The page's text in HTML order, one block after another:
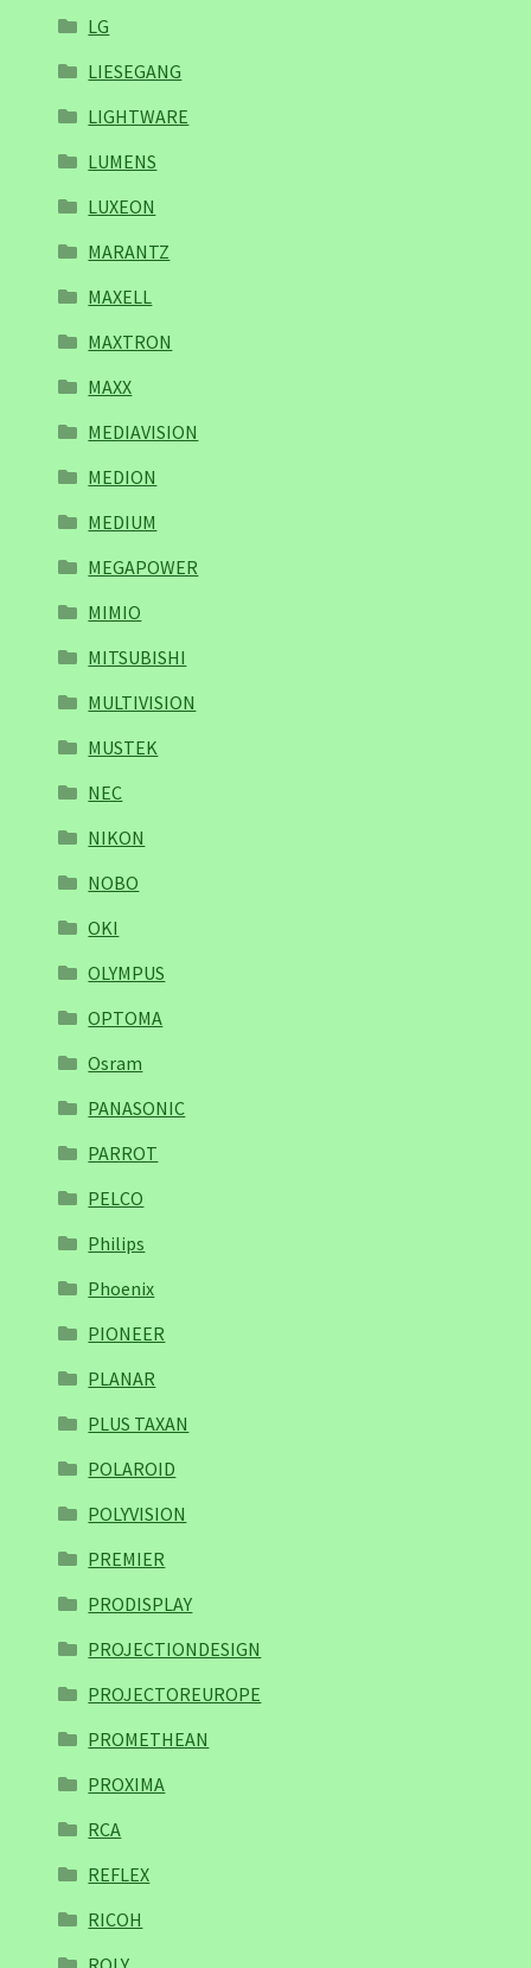
LG
LIESEGANG
LIGHTWARE
LUMENS
LUXEON
MARANTZ
MAXELL
MAXTRON
MAXX
MEDIAVISION
MEDION
MEDIUM
MEGAPOWER
MIMIO
MITSUBISHI
MULTIVISION
MUSTEK
NEC
NIKON
NOBO
OKI
OLYMPUS
OPTOMA
Osram
PANASONIC
PARROT
PELCO
Philips
Phoenix
PIONEER
PLANAR
PLUS TAXAN
POLAROID
POLYVISION
PREMIER
PRODISPLAY
PROJECTIONDESIGN
PROJECTOREUROPE
PROMETHEAN
PROXIMA
RCA
REFLEX
RICOH